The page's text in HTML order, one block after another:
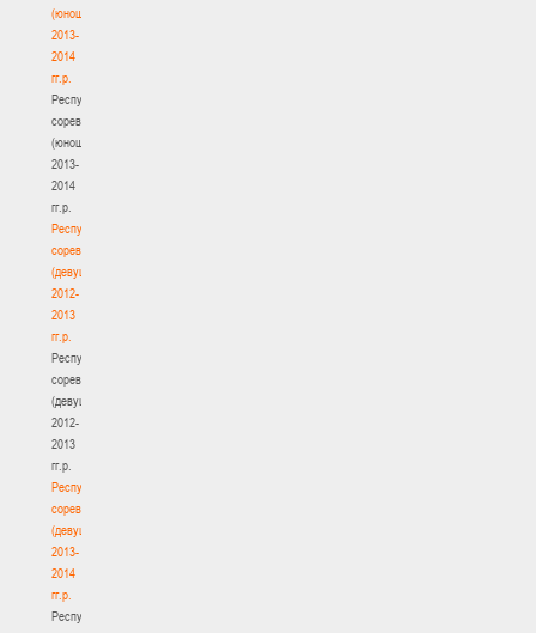
(юноши)
2013-
2014
гг.р.
Республиканские
соревнования
(юноши)
2013-
2014
гг.р.
Республиканские
соревнования
(девушки)
2012-
2013
гг.р.
Республиканские
соревнования
(девушки)
2012-
2013
гг.р.
Республиканские
соревнования
(девушки)
2013-
2014
гг.р.
Республиканские